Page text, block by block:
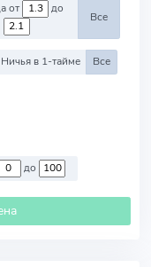
Победа от до
Все
Ничья в 1-тайме Все
до